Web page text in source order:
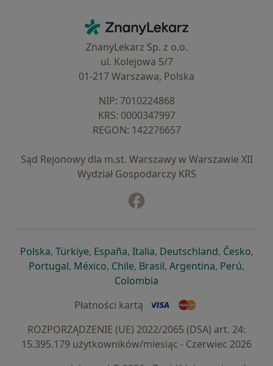
ZnanyLekarz - Strona główna
ZnanyLekarz Sp. z o.o.
ul. Kolejowa 5/7
01-217 Warszawa, Polska
NIP: ⁠7010224868
KRS: ⁠0000347997
REGON: ⁠142276657
Sąd Rejonowy dla m.st. Warszawy w Warszawie XII
Wydział Gospodarczy KRS
Polskaotwiera się w nowej karcie
, Türkiyeotwiera się w nowej karcie
, Españaotwiera się w nowej karcie
, Italiaotwiera się w nowej
, Deutschlandotwiera się
, Česko,
Portugalotwiera się w nowej karcie
, Méxicootwiera się w nowej karcie
, Chileotwiera się w nowej karcie
, Brasilotwiera się w nowej
, Argentinaotwiera się
, Perú,
Colombia
Płatności kartą
ROZPORZĄDZENIE (UE) 2022/2065 (DSA) art. 24:
15.395.179 użytkowników/miesiąc - Czerwiec 2026